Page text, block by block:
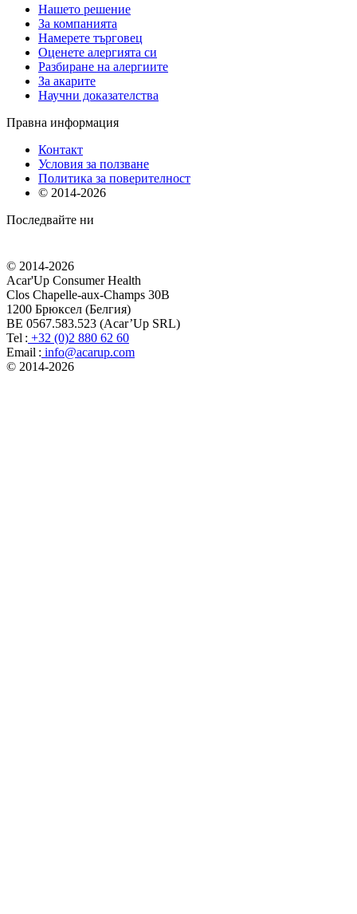
Нашето решение
За компанията
Намерете търговец
Оценете алергията си
Разбиране на алергиите
За акарите
Научни доказателства
Правна информация
Контакт
Условия за ползване
Политика за поверителност
© 2014-2026
Последвайте ни
© 2014-2026
Acar'Up Consumer Health
Clos Chapelle-aux-Champs 30B
1200 Брюксел (Белгия)
BE 0567.583.523 (Acar’Up SRL)
Tel : +32 (0)2 880 62 60
Email : info@acarup.com
© 2014-2026